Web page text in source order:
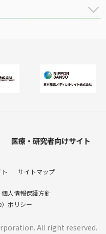
サイトマップ
個人情報保護方針
ポリシー
All right reserved.